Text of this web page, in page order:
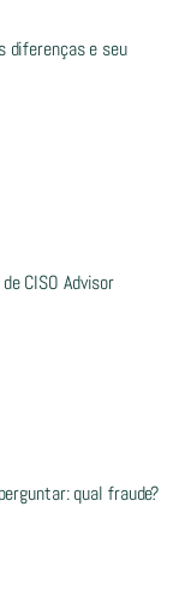
diferenças e seu
CISO Advisor
qual fraude?